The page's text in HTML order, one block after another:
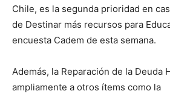
Chile, es la segunda prioridad en
de Destinar más recursos para
encuesta Cadem de esta semana.
Además, la Reparación de la Deuda
ampliamente a otros ítems como la